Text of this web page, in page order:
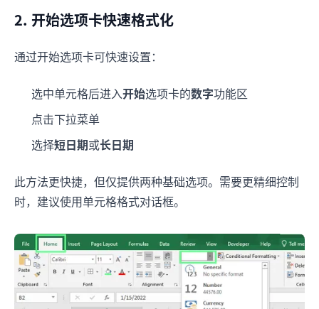
2. 开始选项卡快速格式化
通过开始选项卡可快速设置：
选中单元格后进入开始选项卡的数字功能区
点击下拉菜单
选择短日期或长日期
此方法更快捷，但仅提供两种基础选项。需要更精细控制
时，建议使用单元格格式对话框。